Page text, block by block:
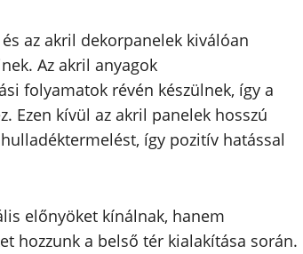
az akril dekorpanelek kiválóan
Az akril anyagok
folyamatok révén készülnek, így a
Ezen kívül az akril panelek hosszú
így pozitív hatással
előnyöket kínálnak, hanem
hozzunk a belső tér kialakítása során.